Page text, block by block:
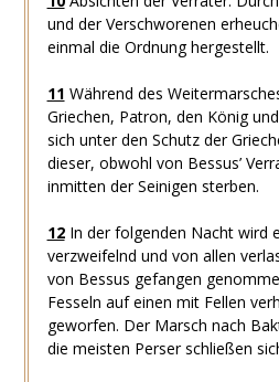
und der Verschworenen
einmal die Ordnung hergestellt.
11 Während des
Griechen, Patron, den König
sich unter den Schutz der
dieser, obwohl von Bessus’
inmitten der Seinigen sterben.
12In der folgenden Nacht wird
verzweifelnd und von allen
von Bessus gefangen
Fesseln auf einen mit Fellen
geworfen. Der Marsch nach
die meisten Perser schließen